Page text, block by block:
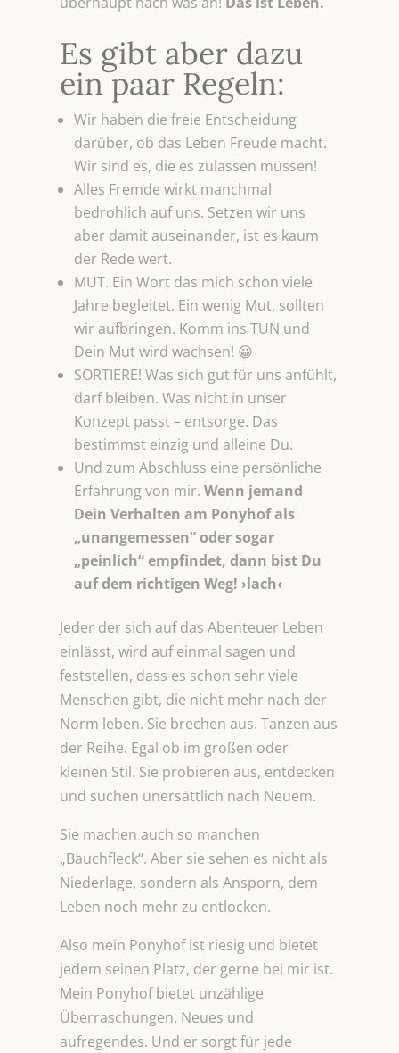
Es gibt aber dazu
ein paar Regeln:
Wir haben die freie Entscheidung
darüber, ob das Leben Freude macht.
Wir sind es, die es zulassen müssen!
Alles Fremde wirkt manchmal
bedrohlich auf uns. Setzen wir uns
aber damit auseinander, ist es kaum
der Rede wert.
MUT. Ein Wort das mich schon viele
Jahre begleitet. Ein wenig Mut, sollten
wir aufbringen. Komm ins TUN und
Dein Mut wird wachsen! 😀
SORTIERE! Was sich gut für uns anfühlt,
darf bleiben. Was nicht in unser
Konzept passt – entsorge. Das
bestimmst einzig und alleine Du.
Und zum Abschluss eine persönliche
Erfahrung von mir. Wenn jemand
Dein Verhalten am Ponyhof als
„unangemessen“ oder sogar
„peinlich“ empfindet, dann bist Du
auf dem richtigen Weg! ›lach‹
Jeder der sich auf das Abenteuer Leben
einlässt, wird auf einmal sagen und
feststellen, dass es schon sehr viele
Menschen gibt, die nicht mehr nach der
Norm leben. Sie brechen aus. Tanzen aus
der Reihe. Egal ob im großen oder
kleinen Stil. Sie probieren aus, entdecken
und suchen unersättlich nach Neuem.
Sie machen auch so manchen
„Bauchfleck“. Aber sie sehen es nicht als
Niederlage, sondern als Ansporn, dem
Leben noch mehr zu entlocken.
Also mein Ponyhof ist riesig und bietet
jedem seinen Platz, der gerne bei mir ist.
Mein Ponyhof bietet unzählige
Überraschungen. Neues und
aufregendes. Und er sorgt für jede